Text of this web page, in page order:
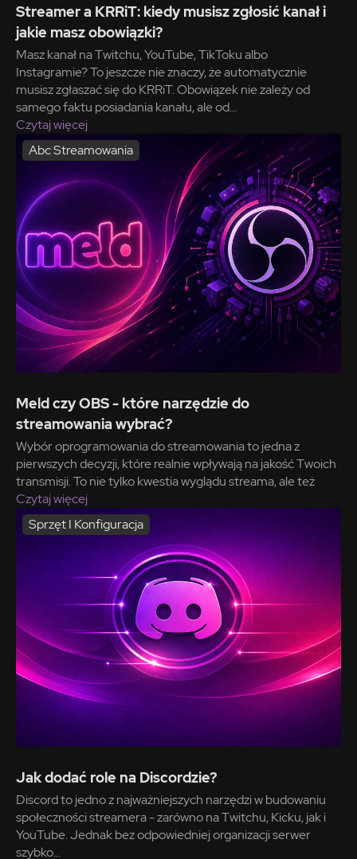
Streamer a KRRiT: kiedy musisz zgłosić kanał i
jakie masz obowiązki?
Masz kanał na Twitchu, YouTube, TikToku albo
Instagramie? To jeszcze nie znaczy, że automatycznie
musisz zgłaszać się do KRRiT. Obowiązek nie zależy od
samego faktu posiadania kanału, ale od...
Czytaj więcej
Abc Streamowania
Meld czy OBS - które narzędzie do
streamowania wybrać?
Wybór oprogramowania do streamowania to jedna z
pierwszych decyzji, które realnie wpływają na jakość Twoich
transmisji. To nie tylko kwestia wyglądu streama, ale też
Czytaj więcej
Sprzęt I Konfiguracja
Jak dodać role na Discordzie?
Discord to jedno z najważniejszych narzędzi w budowaniu
społeczności streamera - zarówno na Twitchu, Kicku, jak i
YouTube. Jednak bez odpowiedniej organizacji serwer
szybko...